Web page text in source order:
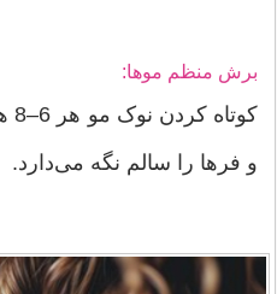
برش منظم موها:
و فرها را سالم نگه می‌دارد.